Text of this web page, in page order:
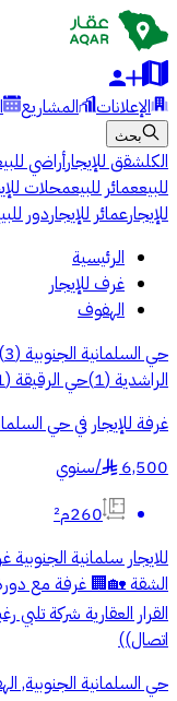
الإعلانات المشاريع
بحث
الكلشقق للإيجارأراضي
للبيععمائر للبيعمحلات
للإيجارعمائر للإيجاردور
الرئيسية
غرف للإيجار
الهفوف
حي السلمانية الجنوبية(
3
الراشدية(
1
)حي الرقيقة(
غرفة للإيجار في حي
6,500
§
/سنوي
260م²
للايجار سلمانية
الشقة 🏡🏢 غرفة مع
القرار العقارية شركة
اتصال))
حي السلمانية الجنوبية,